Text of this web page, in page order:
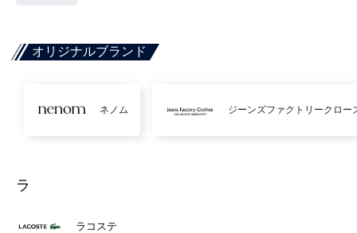
オリジナルブランド
ネノム ジーンズファクトリークロー
ラ
ラコステ